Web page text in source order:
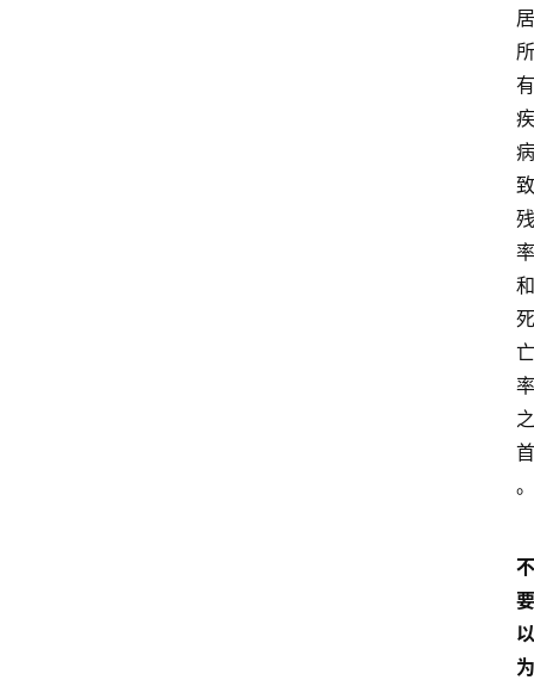
居
所
有
疾
病
致
残
率
和
死
亡
率
之
首
。
不
要
以
为